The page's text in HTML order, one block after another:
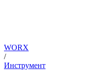
WORX
/
Инструмент